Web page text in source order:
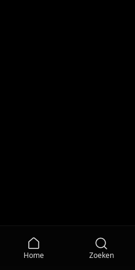
Home Zoeken